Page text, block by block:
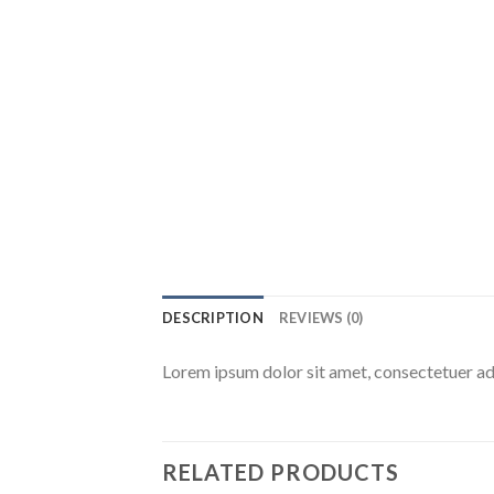
DESCRIPTION REVIEWS (0)
Lorem ipsum dolor sit amet, consectetuer
RELATED PRODUCTS